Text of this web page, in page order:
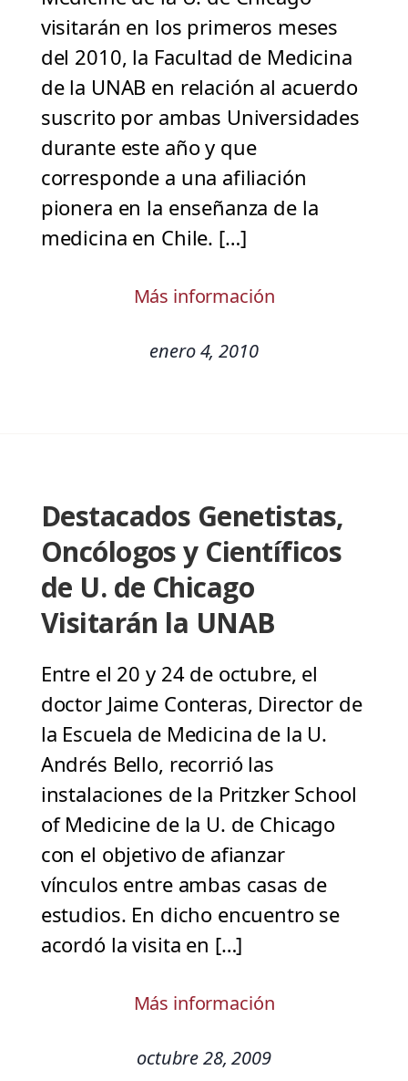
visitarán en los primeros meses
del 2010, la Facultad de Medicina
de la UNAB en relación al acuerdo
suscrito por ambas Universidades
durante este año y que
corresponde a una afiliación
pionera en la enseñanza de la
medicina en Chile. […]
Más información
enero 4, 2010
Destacados Genetistas,
Oncólogos y Científicos
de U. de Chicago
Visitarán la UNAB
Entre el 20 y 24 de octubre, el
doctor Jaime Conteras, Director de
la Escuela de Medicina de la U.
Andrés Bello, recorrió las
instalaciones de la Pritzker School
of Medicine de la U. de Chicago
con el objetivo de afianzar
vínculos entre ambas casas de
estudios. En dicho encuentro se
acordó la visita en […]
Más información
octubre 28, 2009